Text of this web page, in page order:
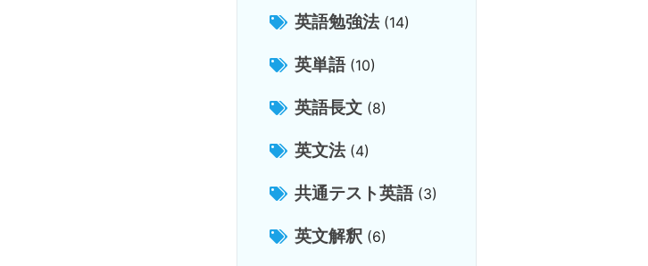
英語勉強法(14)
英単語(10)
英語長文 (8)
英文法(4)
共通テスト英語(3)
英文解釈 (6)